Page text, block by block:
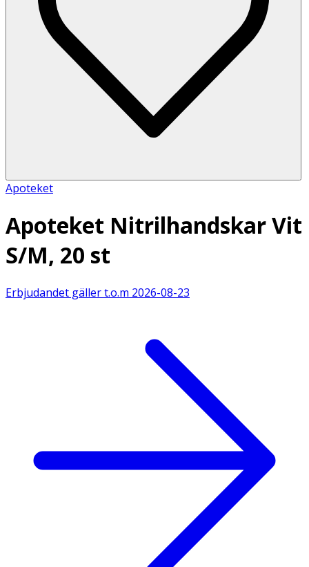
Apoteket
Apoteket Nitrilhandskar Vit
S/M, 20 st
Erbjudandet gäller t.o.m 2026-08-23